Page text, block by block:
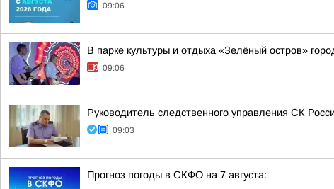
09:06
В парке культуры и отдыха «Зелёный остров»
09:06
Руководитель следственного управления СК
09:03
Прогноз погоды в СКФО на 7 августа: